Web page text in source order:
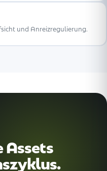
und Anreizregulierung.
Assets